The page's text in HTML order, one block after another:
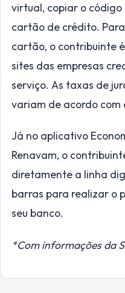
virtual, copiar o
cartão de crédito.
cartão, o contribuinte
sites das empresas
serviço. As taxas de
variam de acordo com
Já no aplicativo
Renavam, o
diretamente a linha
barras para realizar o
seu banco.
*Com informações da